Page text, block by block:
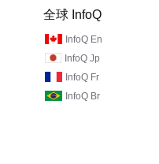
全球 InfoQ
InfoQ En
InfoQ Jp
InfoQ Fr
InfoQ Br